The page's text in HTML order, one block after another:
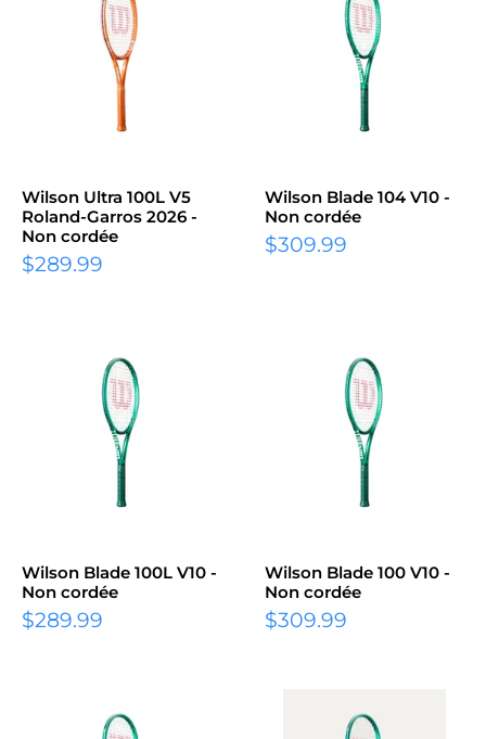
Wilson Ultra 100L V5
Roland-Garros 2026 -
Non cordée
Prix
$289.99
Wilson Blade 104 V10 -
Non cordée
Prix
$309.99
Wilson Blade 100L V10 -
Non cordée
Prix
$289.99
Wilson Blade 100 V10 -
Non cordée
Prix
$309.99